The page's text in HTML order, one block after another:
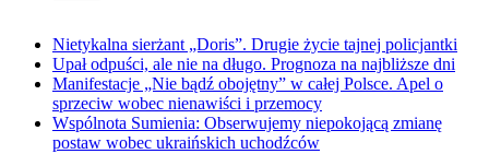
Nietykalna sierżant „Doris”. Drugie życie tajnej policjantki
Upał odpuści, ale nie na długo. Prognoza na najbliższe dni
Manifestacje „Nie bądź obojętny” w całej Polsce. Apel o
sprzeciw wobec nienawiści i przemocy
Wspólnota Sumienia: Obserwujemy niepokojącą zmianę
postaw wobec ukraińskich uchodźców